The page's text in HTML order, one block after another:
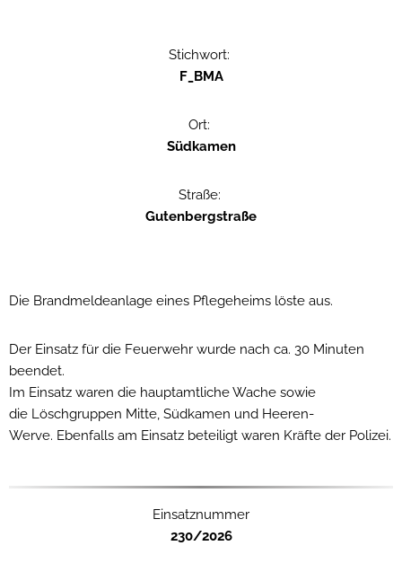
Stichwort:
F_BMA
Ort:
Südkamen
Straße:
Gutenbergstraße
Die Brandmeldeanlage eines Pflegeheims löste aus.
Der Einsatz für die Feuerwehr wurde nach ca. 30 Minuten
beendet.
Im Einsatz waren die hauptamtliche Wache sowie
die Löschgruppen Mitte, Südkamen und Heeren-
Werve. Ebenfalls am Einsatz beteiligt waren Kräfte der Polizei.
Einsatznummer
230/2026